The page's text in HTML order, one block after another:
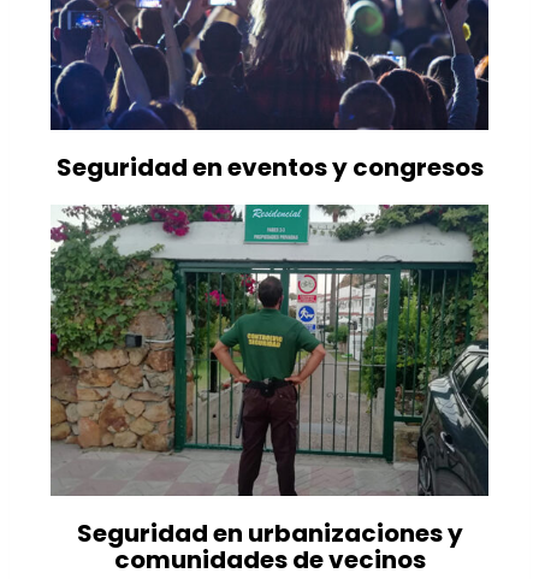
Seguridad en eventos y congresos
Seguridad en urbanizaciones y
comunidades de vecinos